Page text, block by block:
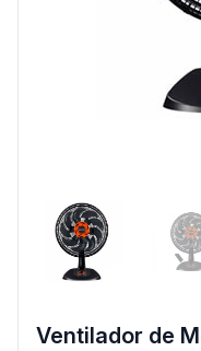
Ventilador de